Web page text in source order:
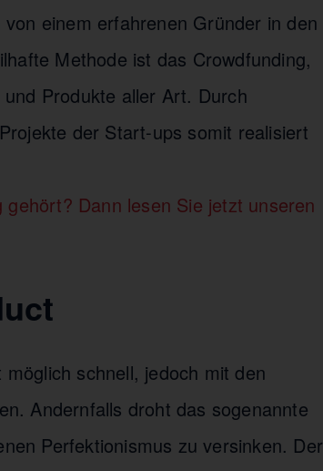
einem erfahrenen Gründer in den
Methode ist das Crowdfunding,
Produkte aller Art. Durch
der Start-ups somit realisiert
Dann lesen Sie jetzt unseren
schnell, jedoch mit den
Andernfalls droht das sogenannte
Perfektionismus zu versinken. Der